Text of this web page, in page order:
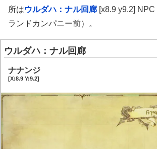
所はウルダハ：ナル回廊 [x8.9 y9.2]
ランドカンパニー前）。
ウルダハ：ナル回廊
ナナンジ
[X:8.9 Y:9.2]